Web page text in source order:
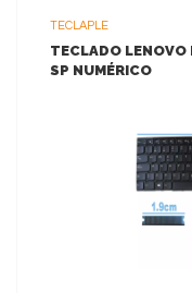
TECLAPLE
TECLADO LENOVO
SP NUMÉRICO